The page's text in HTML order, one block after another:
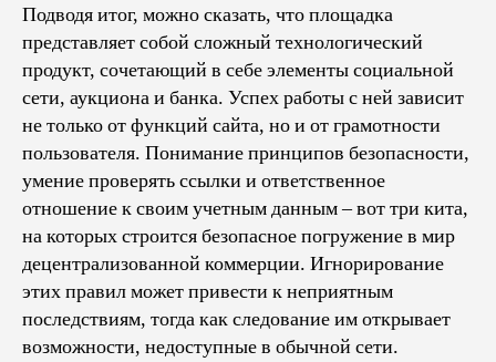
Подводя итог, можно сказать, что площадка
представляет собой сложный технологический
продукт, сочетающий в себе элементы социальной
сети, аукциона и банка. Успех работы с ней зависит
не только от функций сайта, но и от грамотности
пользователя. Понимание принципов безопасности,
умение проверять ссылки и ответственное
отношение к своим учетным данным – вот три кита,
на которых строится безопасное погружение в мир
децентрализованной коммерции. Игнорирование
этих правил может привести к неприятным
последствиям, тогда как следование им открывает
возможности, недоступные в обычной сети.